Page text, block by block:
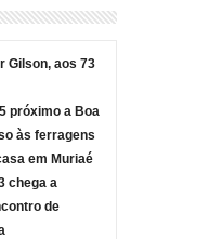
Gilson, aos 73
próximo a Boa
às ferragens
em Muriaé
chega a
de